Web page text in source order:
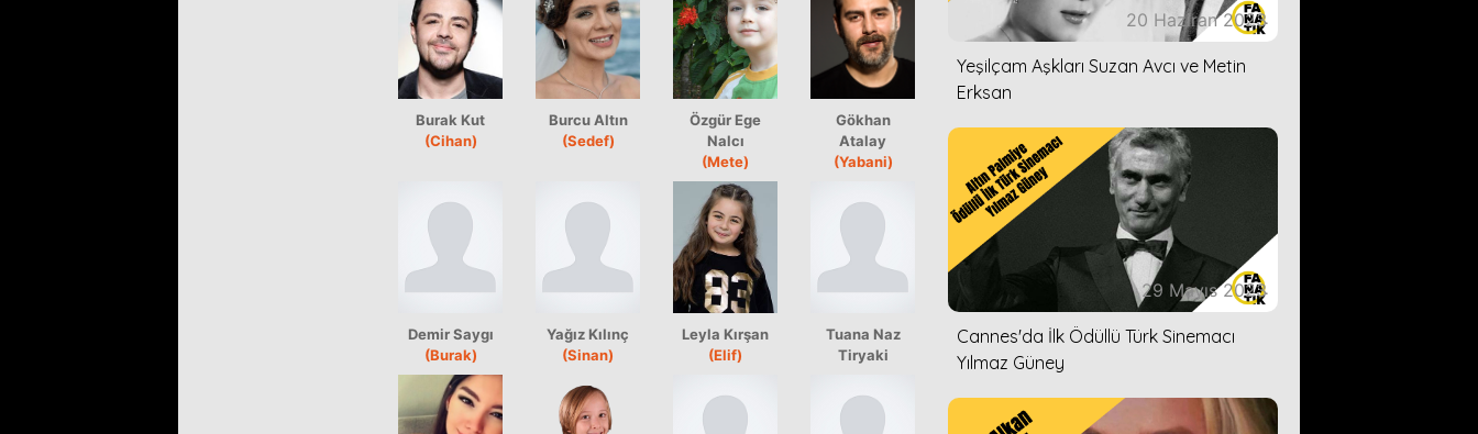
Burak Kut
(Cihan)
Burcu Altın
(Sedef)
Özgür Ege
Nalcı
(Mete)
Gökhan
Atalay
(Yabani)
Demir Saygı
(Burak)
Yağız Kılınç
(Sinan)
Leyla Kırşan
(Elif)
Tuana Naz
Tiryaki
20 Haziran 2023
Yeşilçam Aşkları Suzan Avcı ve Metin
Erksan
29 Mayıs 2023
Cannes'da İlk Ödüllü Türk Sinemacı
Yılmaz Güney